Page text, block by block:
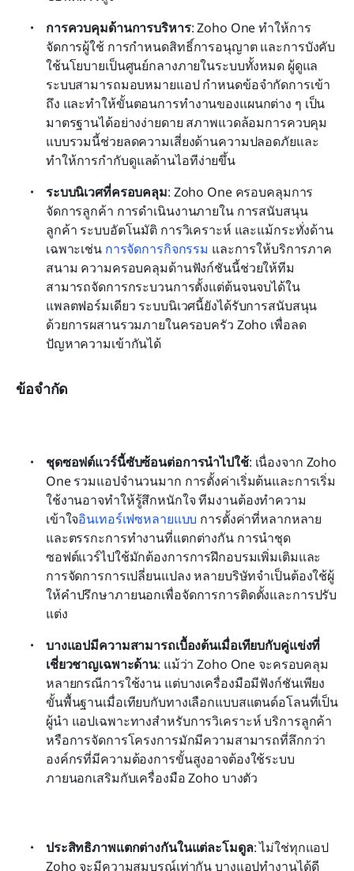
การควบคุมด้านการบริหาร: Zoho One ทำให้การ
จัดการผู้ใช้ การกำหนดสิทธิ์การอนุญาต และการบังคับ
ใช้นโยบายเป็นศูนย์กลางภายในระบบทั้งหมด ผู้ดูแล
ระบบสามารถมอบหมายแอป กำหนดข้อจำกัดการเข้า
ถึง และทำให้ขั้นตอนการทำงานของแผนกต่าง ๆ เป็น
มาตรฐานได้อย่างง่ายดาย สภาพแวดล้อมการควบคุม
แบบรวมนี้ช่วยลดความเสี่ยงด้านความปลอดภัยและ
ทำให้การกำกับดูแลด้านไอทีง่ายขึ้น
ระบบนิเวศที่ครอบคลุม: Zoho One ครอบคลุมการ
จัดการลูกค้า การดำเนินงานภายใน การสนับสนุน
ลูกค้า ระบบอัตโนมัติ การวิเคราะห์ และแม้กระทั่งด้าน
เฉพาะเช่น การจัดการกิจกรรม และการให้บริการภาค
สนาม ความครอบคลุมด้านฟังก์ชันนี้ช่วยให้ทีม
สามารถจัดการกระบวนการตั้งแต่ต้นจนจบได้ใน
แพลตฟอร์มเดียว ระบบนิเวศนี้ยังได้รับการสนับสนุน
ด้วยการผสานรวมภายในครอบครัว Zoho เพื่อลด
ปัญหาความเข้ากันได้
ข้อจำกัด
ชุดซอฟต์แวร์นี้ซับซ้อนต่อการนำไปใช้: เนื่องจาก Zoho
One รวมแอปจำนวนมาก การตั้งค่าเริ่มต้นและการเริ่ม
ใช้งานอาจทำให้รู้สึกหนักใจ ทีมงานต้องทำความ
เข้าใจอินเทอร์เฟซหลายแบบ การตั้งค่าที่หลากหลาย
และตรรกะการทำงานที่แตกต่างกัน การนำชุด
ซอฟต์แวร์ไปใช้มักต้องการการฝึกอบรมเพิ่มเติมและ
การจัดการการเปลี่ยนแปลง หลายบริษัทจำเป็นต้องใช้ผู้
ให้คำปรึกษาภายนอกเพื่อจัดการการติดตั้งและการปรับ
แต่ง
บางแอปมีความสามารถเบื้องต้นเมื่อเทียบกับคู่แข่งที่
เชี่ยวชาญเฉพาะด้าน: แม้ว่า Zoho One จะครอบคลุม
หลายกรณีการใช้งาน แต่บางเครื่องมือมีฟังก์ชันเพียง
ขั้นพื้นฐานเมื่อเทียบกับทางเลือกแบบสแตนด์อโลนที่เป็น
ผู้นำ แอปเฉพาะทางสำหรับการวิเคราะห์ บริการลูกค้า
หรือการจัดการโครงการมักมีความสามารถที่ลึกกว่า
องค์กรที่มีความต้องการขั้นสูงอาจต้องใช้ระบบ
ภายนอกเสริมกับเครื่องมือ Zoho บางตัว
ประสิทธิภาพแตกต่างกันในแต่ละโมดูล: ไม่ใช่ทุกแอป
Zoho จะมีความสมบูรณ์เท่ากัน บางแอปทำงานได้ดี